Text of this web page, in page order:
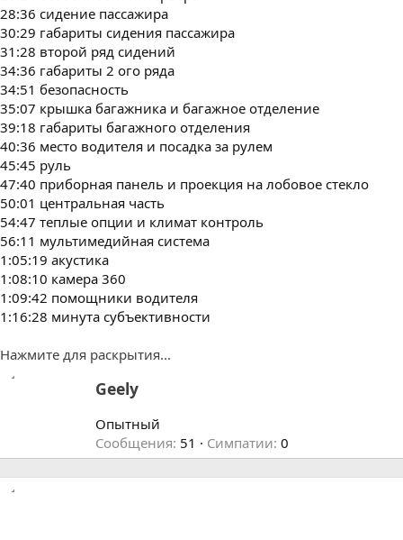
28:36 сидение пассажира
30:29 габариты сидения пассажира
31:28 второй ряд сидений
34:36 габариты 2 ого ряда
34:51 безопасность
35:07 крышка багажника и багажное отделение
39:18 габариты багажного отделения
40:36 место водителя и посадка за рулем
45:45 руль
47:40 приборная панель и проекция на лобовое стекло
50:01 центральная часть
54:47 теплые опции и климат контроль
56:11 мультимедийная система
1:05:19 акустика
1:08:10 камера 360
1:09:42 помощники водителя
1:16:28 минута субъективности
Нажмите для раскрытия...
А
т
о
р
Geely
Опытный
Сообщения 51 Симпатии 0